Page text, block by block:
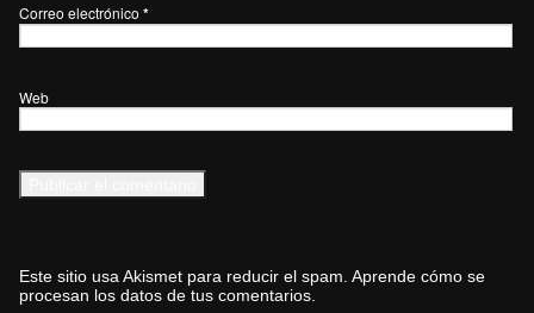
Correo electrónico *
Web
Este sitio usa Akismet para reducir el spam. Aprende cómo se
procesan los datos de tus comentarios.